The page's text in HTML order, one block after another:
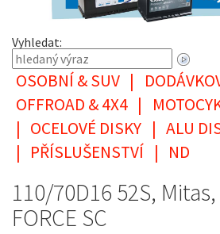
Vyhledat:
OSOBNÍ & SUV |
OFFROAD & 4X4 |
| OCELOVÉ DISKY | ALU
| PŘÍSLUŠENSTVÍ | ND
110/70D16 52S,
FORCE SC